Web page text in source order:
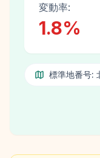
変動率:
1.8%
標準地番号: